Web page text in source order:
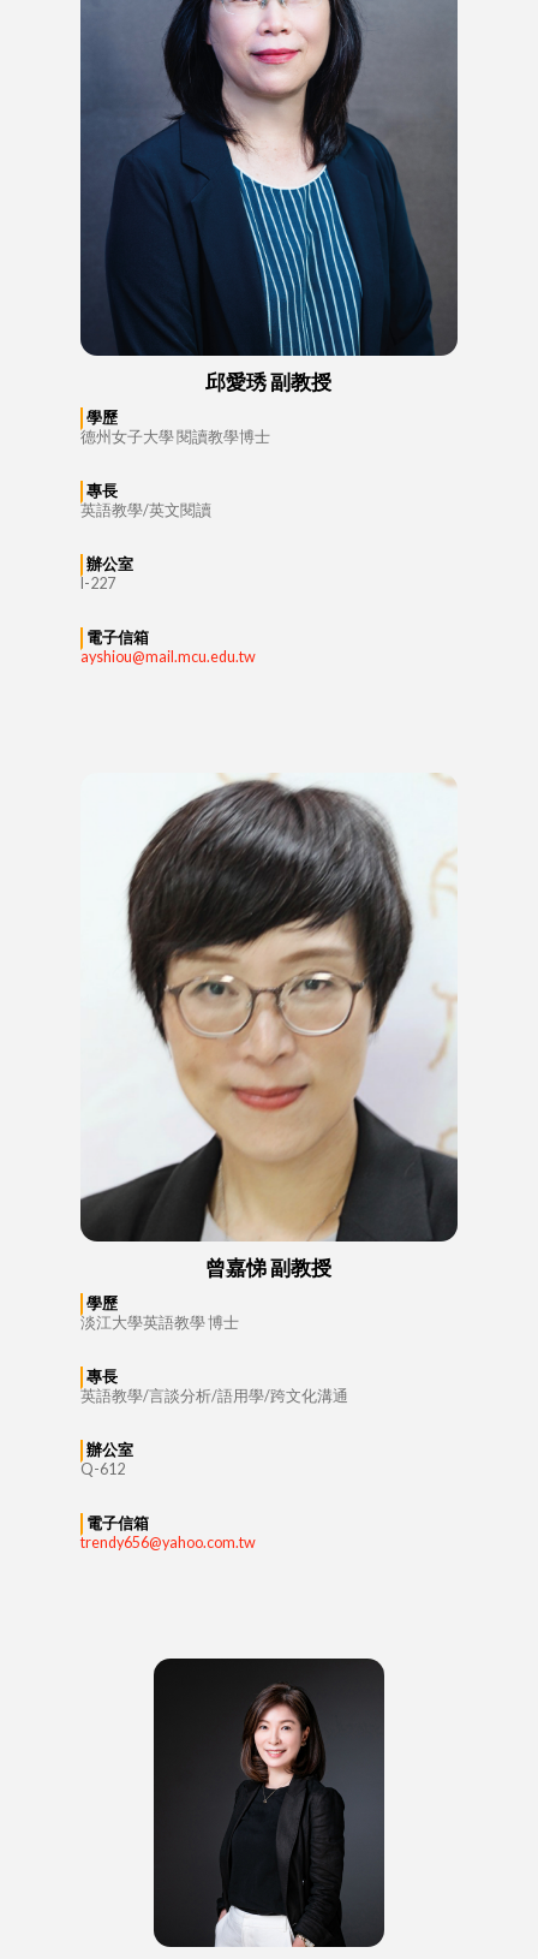
邱愛琇 副教授
學歷
德州女子大學 閱讀教學博士
專長
英語教學/英文閱讀
辦公室
I-227
電子信箱
ayshiou@mail.mcu.edu.tw
曾嘉悌 副教授
學歷
淡江大學英語教學 博士
專長
英語教學/言談分析/語用學/跨文化溝通
辦公室
Q-612
電子信箱
trendy656@yahoo.com.tw